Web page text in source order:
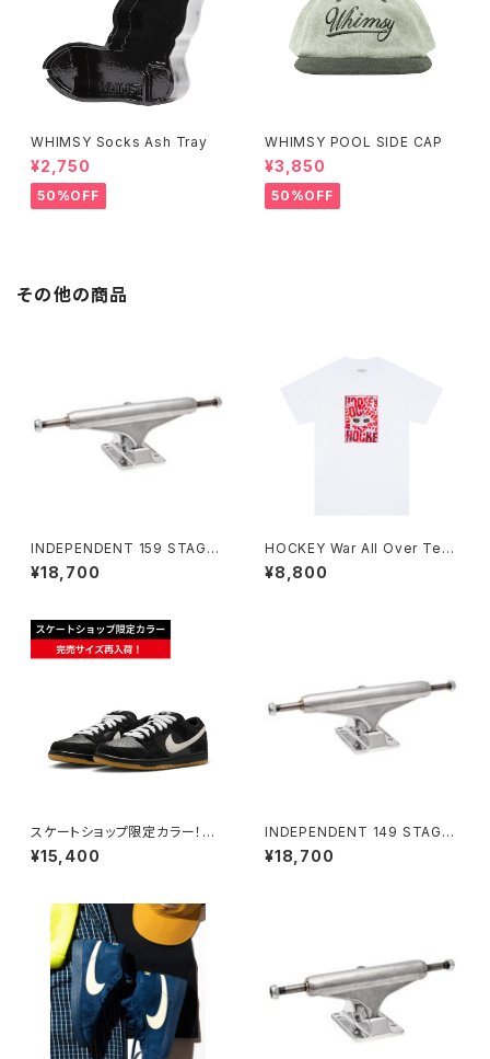
WHIMSY Socks Ash Tray
¥2,750
50%OFF
WHIMSY POOL SIDE CAP
¥3,850
50%OFF
その他の商品
INDEPENDENT 159 STAGE
11 FORGED TITANIUM STA
NDARD SKATEBOARD TRU
スタンダード スケートボード ト
ラック
¥18,700
HOCKEY War All Over Tee
ホワイト
¥8,800
スケートショップ限定カラー！NI
KE SB DUNK LOW PRO BLA
CK/WHITE/GUM
¥15,400
INDEPENDENT 149 STAGE
11 FORGED TITANIUM STA
NDARD SKATEBOARD TRU
¥18,700